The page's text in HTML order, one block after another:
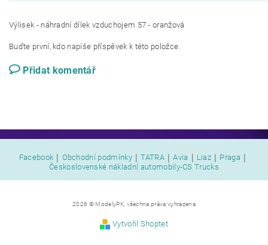
Výlisek - náhradní dílek vzduchojem 57 - oranžová
Buďte první, kdo napíše příspěvek k této položce.
Přidat komentář
Facebook | Obchodní podmínky | TATRA | Avia | Liaz | Praga |
Československé nákladní automobily-CS Trucks
2026 © ModelyPK, všechna práva vyhrazena
Vytvořil Shoptet